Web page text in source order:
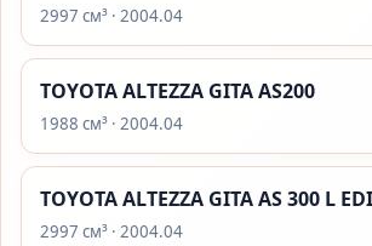
2997 см³ · 2004.04
TOYOTA ALTEZZA GITA AS200
1988 см³ · 2004.04
TOYOTA ALTEZZA GITA AS 300 L
2997 см³ · 2004.04